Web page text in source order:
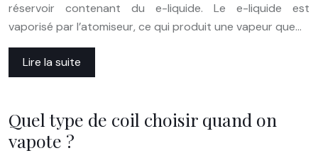
réservoir contenant du e-liquide. Le e-liquide est
vaporisé par l’atomiseur, ce qui produit une vapeur que…
Lire la suite
Quel type de coil choisir quand on
vapote ?